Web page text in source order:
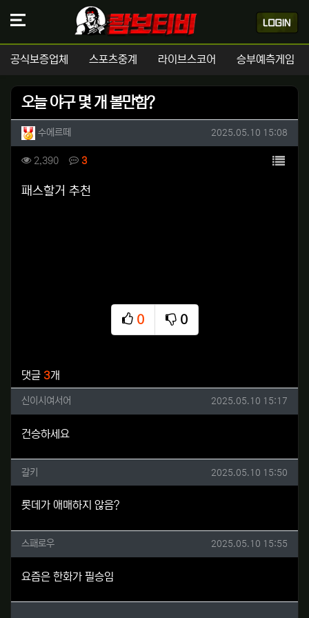
공식보증업체 스포츠중계 라이브스코어 승부예측게임
오늘 야구 몇 개 볼만함?
작성자 정보
수에르떼 작성일
2025.05.10 15:08
컨텐츠 정보
2,390조회 3댓글 목록
본문
패스할거 추천
0
추천
0
비추천
댓글 3개
신이시여서어님의 댓글
신이시여서어 작성일
2025.05.10 15:17
건승하세요
갈키님의 댓글
갈키 작성일
2025.05.10 15:50
롯데가 애매하지 않음?
스패로우님의 댓글
스패로우 작성일
2025.05.10 15:55
요즘은 한화가 필승임